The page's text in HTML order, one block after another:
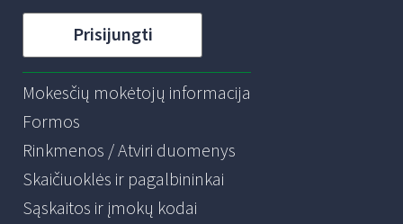
Prisijungti
Mokesčių mokėtojų informacija
Formos
Rinkmenos / Atviri duomenys
Skaičiuoklės ir pagalbininkai
Sąskaitos ir įmokų kodai